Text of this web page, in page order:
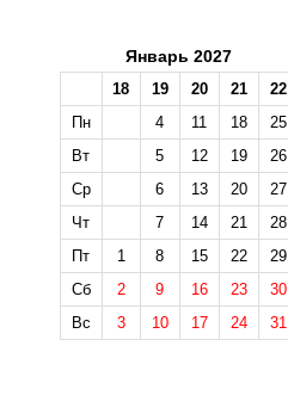
Январь 2027
18 19 20 21
22
Пн
4 11 18
25
Вт
5 12 19
26
Ср
6 13 20
27
Чт
7 14 21
28
Пт
1 8 15 22
29
Сб
2 9 16 23
30
Вс
3 10 17 24 31